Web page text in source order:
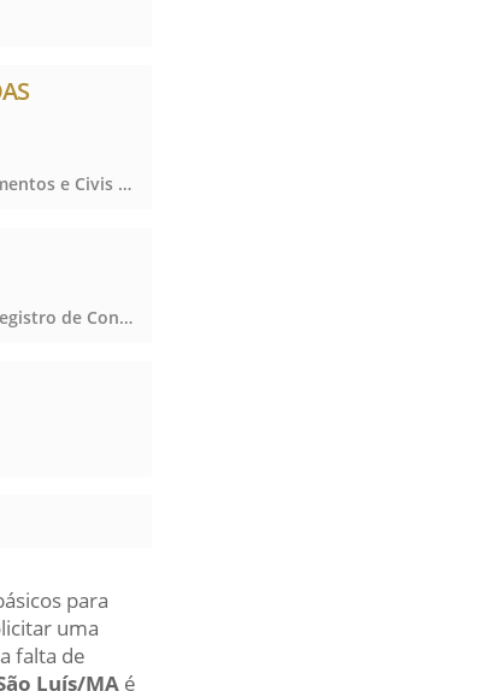
Registro de Títulos e Documentos e Civis das Pessoas Jurídicas, Registro de Títulos e Documentos e Civis das Pessoas Jurídicas, Registro de Títulos e Documentos e Civis das Pessoas Jurídicas, Registro de Títulos e Documentos e Civis das Pessoas Jurídicas
Notas, Registro de Contratos Marítimos, Notas, Registro de Contratos Marítimos, Notas, Registro de Contratos Marítimos, Notas, Registro de Contratos Marítimos
para
uma
falta de
Luís/MAé